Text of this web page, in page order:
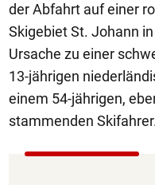
der Abfahrt auf einer
Skigebiet St. Johann
Ursache zu einer
13-jährigen
einem 54-jährigen,
stammenden